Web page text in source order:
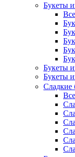
Букеты
Букеты
Букеты
Сладкие